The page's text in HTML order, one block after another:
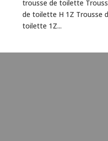
trousse de toilette
de toilette H 1Z Trousse
toilette 1Z...